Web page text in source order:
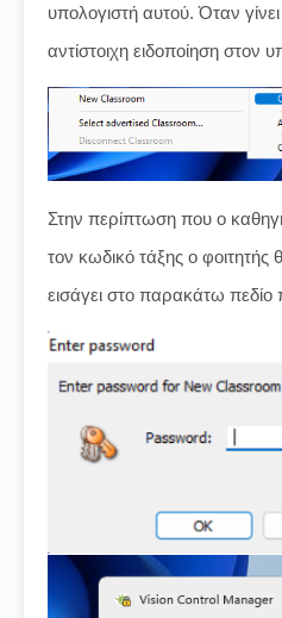
υπολογιστή αυτού. Όταν
αντίστοιχη ειδοποίηση στον
Στην περίπτωση που ο
τον κωδικό τάξης ο φοιτητής
εισάγει στο παρακάτω πεδίο